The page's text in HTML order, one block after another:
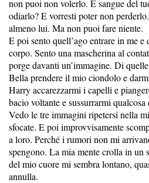
non puoi non volerlo. È sangue del
odiarlo? E vorresti poter non
almeno lui. Ma non puoi fare niente.
E poi sento quell’ago entrare in me
corpo. Sento una mascherina al
porge davanti un’immagine. Di
Bella prendere il mio ciondolo e
Harry accarezzarmi i capelli e
bacio voltante e sussurrarmi
Vedo le tre immagini ripetersi nella
sfocate. E poi improvvisamente
a loro. Perché i rumori non mi
spengono. La mia mente crolla in un
del mio cuore mi sembra lontano,
annulla.